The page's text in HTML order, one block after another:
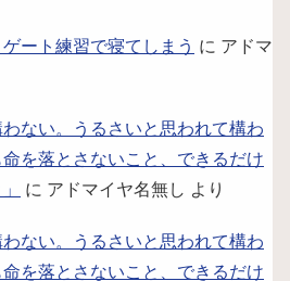
ート練習で寝てしまう に アドマ
ない。うるさいと思われて構わ
を落とさないこと、できるだけ
に アドマイヤ名無し より
ない。うるさいと思われて構わ
を落とさないこと、できるだけ